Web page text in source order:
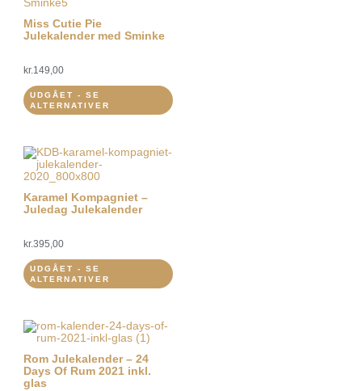
Miss Cutie Pie
Julekalender med Sminke
kr.149,00
UDGÅET - SE
ALTERNATIVER
Karamel Kompagniet –
Juledag Julekalender
kr.395,00
UDGÅET - SE
ALTERNATIVER
Rom Julekalender – 24
Days Of Rum 2021 inkl.
glas